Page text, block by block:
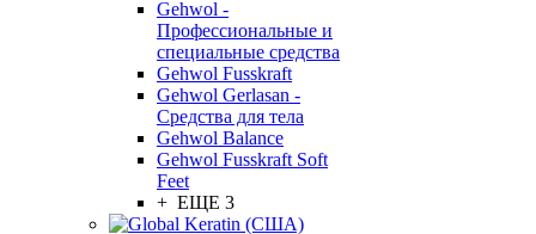
Gehwol -
Профессиональные и
специальные средства
Gehwol Fusskraft
Gehwol Gerlasan -
Средства для тела
Gehwol Balance
Gehwol Fusskraft Soft
Feet
+ ЕЩЕ 3